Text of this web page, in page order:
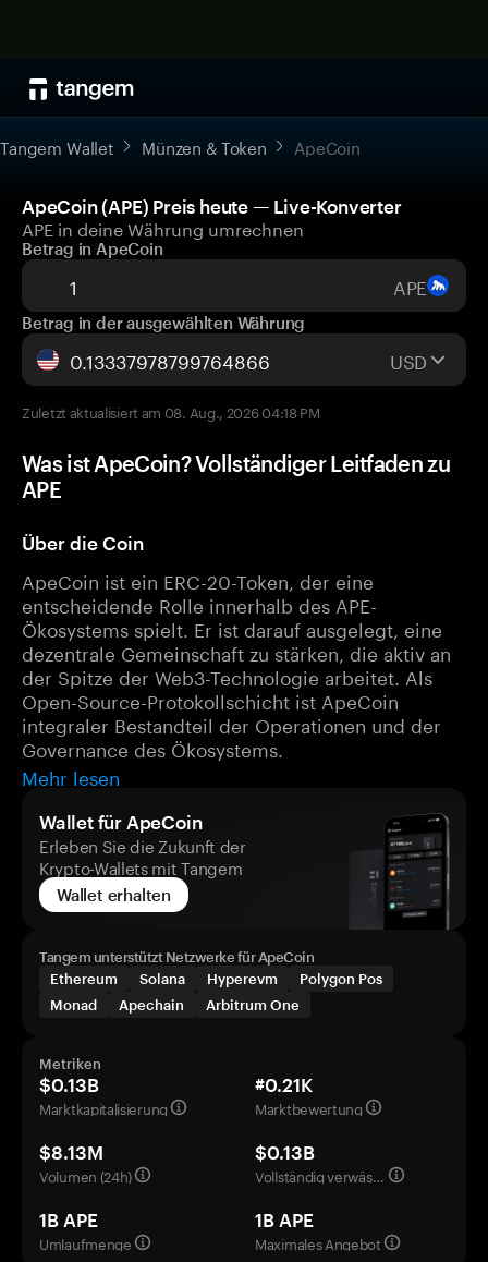
Tangem Wallet Münzen & Token ApeCoin
ApeCoin (APE) Preis heute — Live-Konverter
APE in deine Währung umrechnen
Betrag in ApeCoin
APE
Betrag in der ausgewählten Währung
USD
Zuletzt aktualisiert am 08. Aug., 2026 04:18 PM
Was ist ApeCoin? Vollständiger Leitfaden zu
APE
Über die Coin
ApeCoin ist ein ERC-20-Token, der eine
entscheidende Rolle innerhalb des APE-
Ökosystems spielt. Er ist darauf ausgelegt, eine
dezentrale Gemeinschaft zu stärken, die aktiv an
der Spitze der Web3-Technologie arbeitet. Als
Open-Source-Protokollschicht ist ApeCoin
integraler Bestandteil der Operationen und der
Governance des Ökosystems.
Mehr lesen
Wallet für ApeCoin
Erleben Sie die Zukunft der
Krypto-Wallets mit Tangem
Wallet erhalten
Tangem unterstützt Netzwerke für ApeCoin
Ethereum
Solana Hyperevm
Polygon Pos
Monad
Apechain Arbitrum One
Metriken
$0.13B
Marktkapitalisierung
#0.21K
Marktbewertung
$8.13M
Volumen (24h)
$0.13B
Vollständig verwässerte Bewertung
1B APE
Umlaufmenge
1B APE
Maximales Angebot